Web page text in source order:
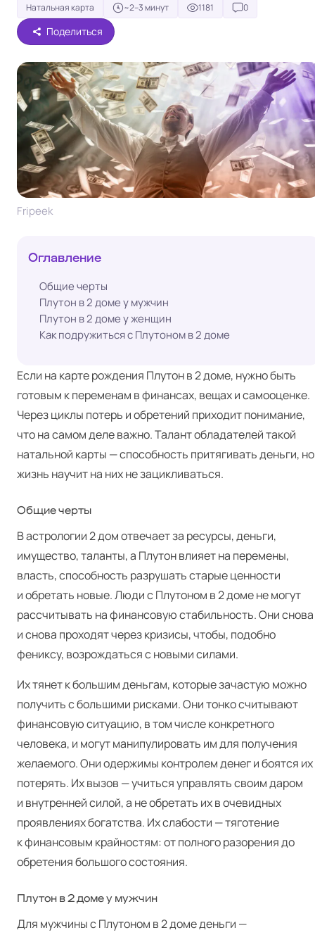
Натальная карта ~2–3 минут 1181 0
Поделиться
Fripeek
Оглавление
Общие черты
Плутон в 2 доме у мужчин
Плутон в 2 доме у женщин
Как подружиться с Плутоном в 2 доме
Если на карте рождения Плутон в 2 доме, нужно быть
готовым к переменам в финансах, вещах и самооценке.
Через циклы потерь и обретений приходит понимание,
что на самом деле важно. Талант обладателей такой
натальной карты — способность притягивать деньги, но
жизнь научит на них не зацикливаться.
Общие черты
В астрологии 2 дом отвечает за ресурсы, деньги,
имущество, таланты, а Плутон влияет на перемены,
власть, способность разрушать старые ценности
и обретать новые. Люди с Плутоном в 2 доме не могут
рассчитывать на финансовую стабильность. Они снова
и снова проходят через кризисы, чтобы, подобно
фениксу, возрождаться с новыми силами.
Их тянет к большим деньгам, которые зачастую можно
получить с большими рисками. Они тонко считывают
финансовую ситуацию, в том числе конкретного
человека, и могут манипулировать им для получения
желаемого. Они одержимы контролем денег и боятся их
потерять. Их вызов — учиться управлять своим даром
и внутренней силой, а не обретать их в очевидных
проявлениях богатства. Их слабости — тяготение
к финансовым крайностям: от полного разорения до
обретения большого состояния.
Плутон в 2 доме у мужчин
Для мужчины с Плутоном в 2 доме деньги —